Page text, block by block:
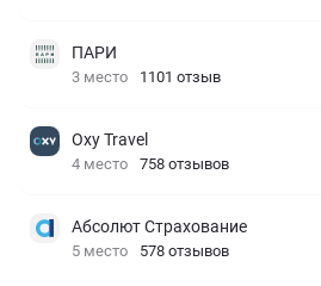
ПАРИ
3 место 1101 отзыв
Oxy Travel
4 место 758 отзывов
Абсолют Страхование
5 место 578 отзывов